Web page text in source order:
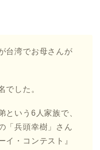
台湾でお母さんが
でした。
という6人家族で、
「兵頭幸樹」さん
イ・コンテスト』